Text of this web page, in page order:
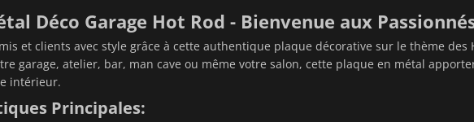
Déco Garage Hot Rod - Bienvenue aux
et clients avec style grâce à cette authentique plaque décorative sur le thème des
garage, atelier, bar, man cave ou même votre salon, cette plaque en métal
intérieur.
Principales: